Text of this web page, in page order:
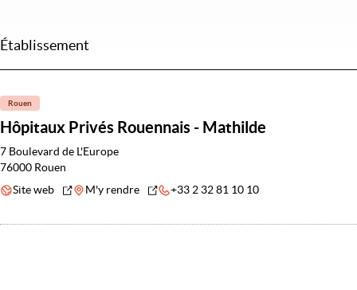
Établissement
Rouen
Hôpitaux Privés Rouennais - Mathilde
7 Boulevard de L'Europe
76000 Rouen
Site web
M'y rendre +33 2 32 81 10 10